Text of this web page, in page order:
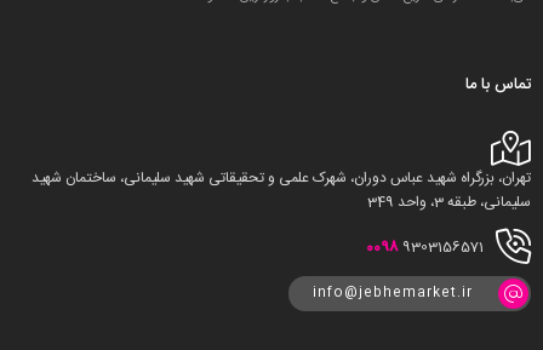
تماس با ما
تهران، بزرگراه شهید عباس دوران، شهرک علمی و تحقیقاتی شهید سلیمانی، ساختمان شهید
سلیمانی، طبقه 3، واحد 349
0098 9303156571
info@jebhemarket.ir